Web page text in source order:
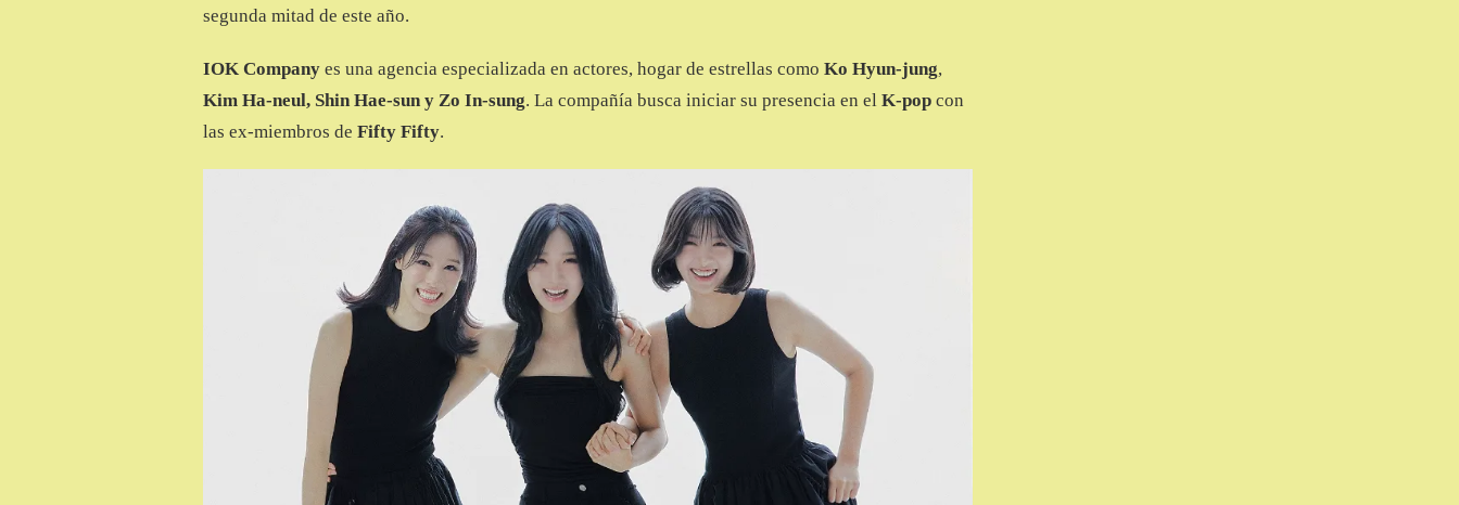
segunda mitad de este año.
IOK Company es una agencia especializada en actores, hogar de estrellas como Ko Hyun-jung,
Kim Ha-neul, Shin Hae-sun y Zo In-sung. La compañía busca iniciar su presencia en el K-pop con
las ex-miembros de Fifty Fifty.